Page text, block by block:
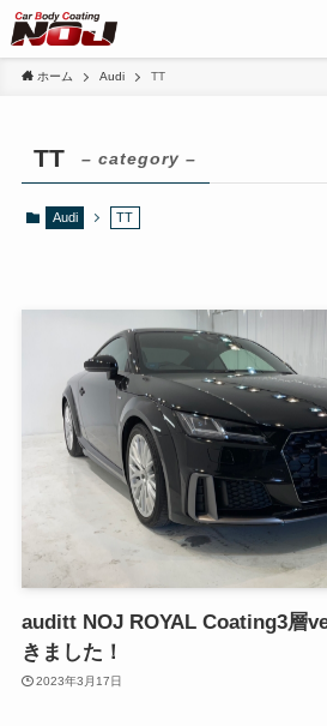
ホーム Audi TT
TT – category –
Audi TT
auditt NOJ ROYAL Coating3層
きました！
2023年3月17日